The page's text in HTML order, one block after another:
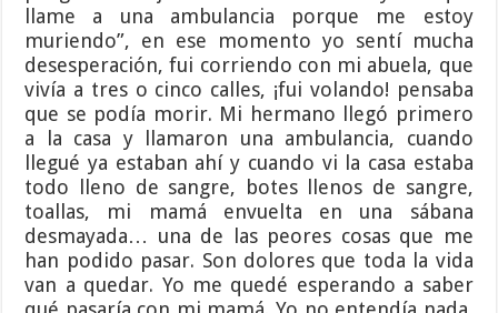
llame a una ambulancia porque me estoy
muriendo”, en ese momento yo sentí mucha
desesperación, fui corriendo con mi abuela, que
vivía a tres o cinco calles, ¡fui volando! pensaba
que se podía morir. Mi hermano llegó primero
a la casa y llamaron una ambulancia, cuando
llegué ya estaban ahí y cuando vi la casa estaba
todo lleno de sangre, botes llenos de sangre,
toallas, mi mamá envuelta en una sábana
desmayada… una de las peores cosas que me
han podido pasar. Son dolores que toda la vida
van a quedar. Yo me quedé esperando a saber